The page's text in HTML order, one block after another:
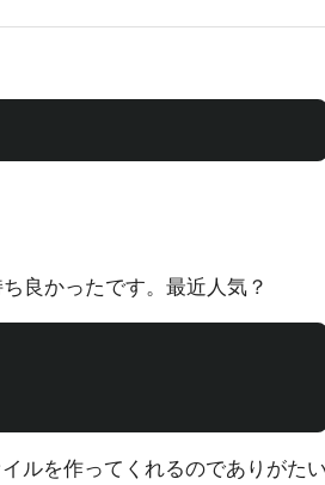
良かったです。最近人気？
ルを作ってくれるのでありがた